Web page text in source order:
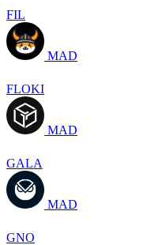
FIL
MAD
FLOKI
MAD
GALA
MAD
GNO